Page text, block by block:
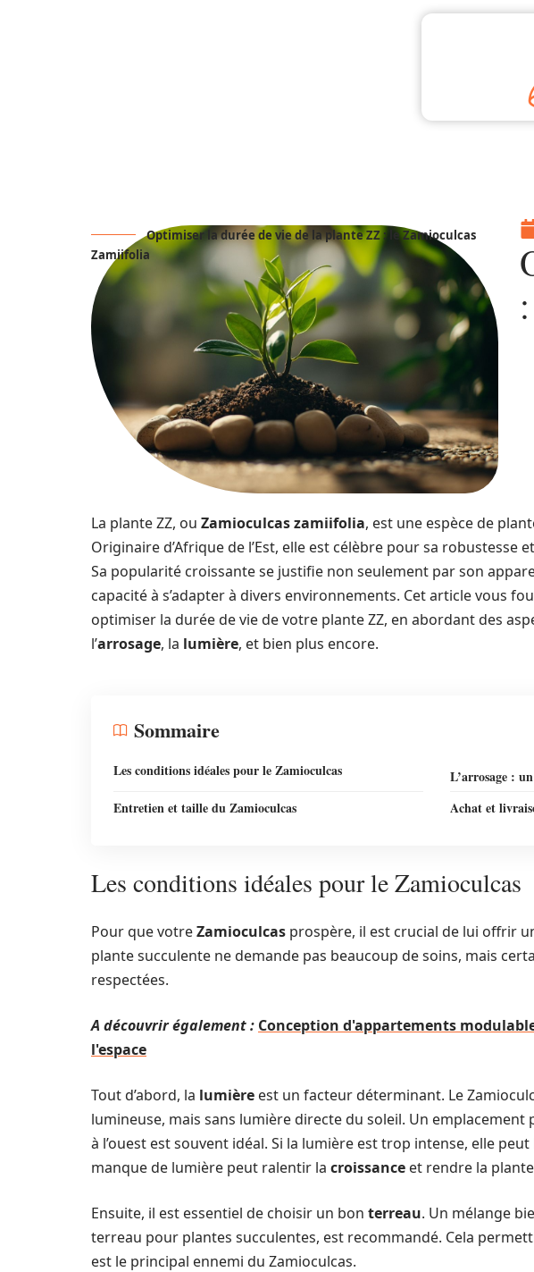
Optimiser la durée de vie de la plante ZZ : le Zamioculcas
Zamiifolia
La plante ZZ, ou Zamioculcas zamiifolia, est une espèce de
Originaire d’Afrique de l’Est, elle est célèbre pour sa robustesse
Sa popularité croissante se justifie non seulement par son
capacité à s’adapter à divers environnements. Cet article vous
optimiser la durée de vie de votre plante ZZ, en abordant des
l’arrosage, la lumière, et bien plus encore.
Sommaire
Les conditions idéales pour le Zamioculcas
L’arrosage :
Entretien et taille du Zamioculcas
Achat et
Les conditions idéales pour le Zamioculcas
Pour que votreZamioculcas prospère, il est crucial de lui offrir
plante succulente ne demande pas beaucoup de soins, mais
respectées.
A découvrir également : Conception d'appartements
l'espace
Tout d’abord, la lumière est un facteur déterminant. Le
lumineuse, mais sans lumière directe du soleil. Un emplacement
à l’ouest est souvent idéal. Si la lumière est trop intense, elle
manque de lumière peut ralentir la croissance et rendre la
Ensuite, il est essentiel de choisir un bon terreau. Un mélange
terreau pour plantes succulentes, est recommandé. Cela
est le principal ennemi du Zamioculcas.